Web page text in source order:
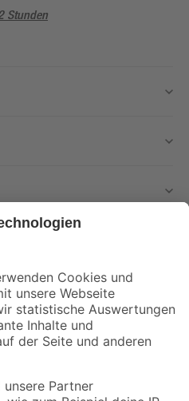
Stunden
und Aktionen mehr verpassen!